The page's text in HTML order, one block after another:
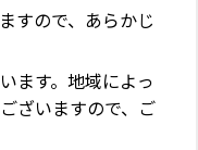
すので、あらかじ
ます。地域によっ
ざいますので、ご